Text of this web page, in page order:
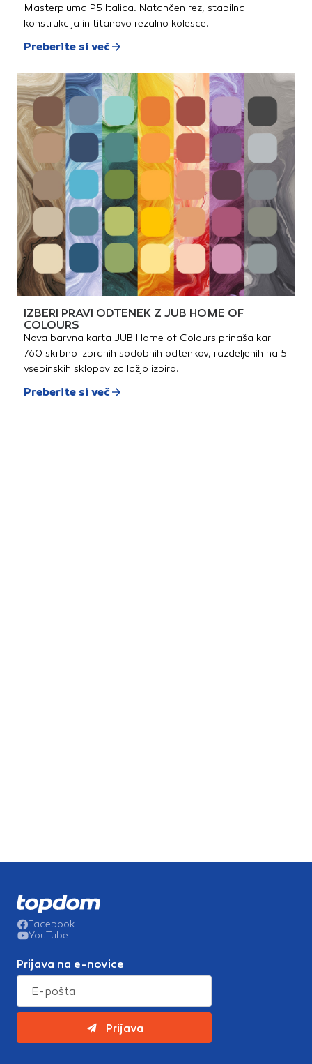
Masterpiuma P5 Italica. Natančen rez, stabilna
konstrukcija in titanovo rezalno kolesce.
Preberite si več
IZBERI PRAVI ODTENEK Z JUB HOME OF
COLOURS
Nova barvna karta JUB Home of Colours prinaša kar
760 skrbno izbranih sodobnih odtenkov, razdeljenih na 5
vsebinskih sklopov za lažjo izbiro.
Preberite si več
Facebook
YouTube
Prijava na e-novice
Prijava